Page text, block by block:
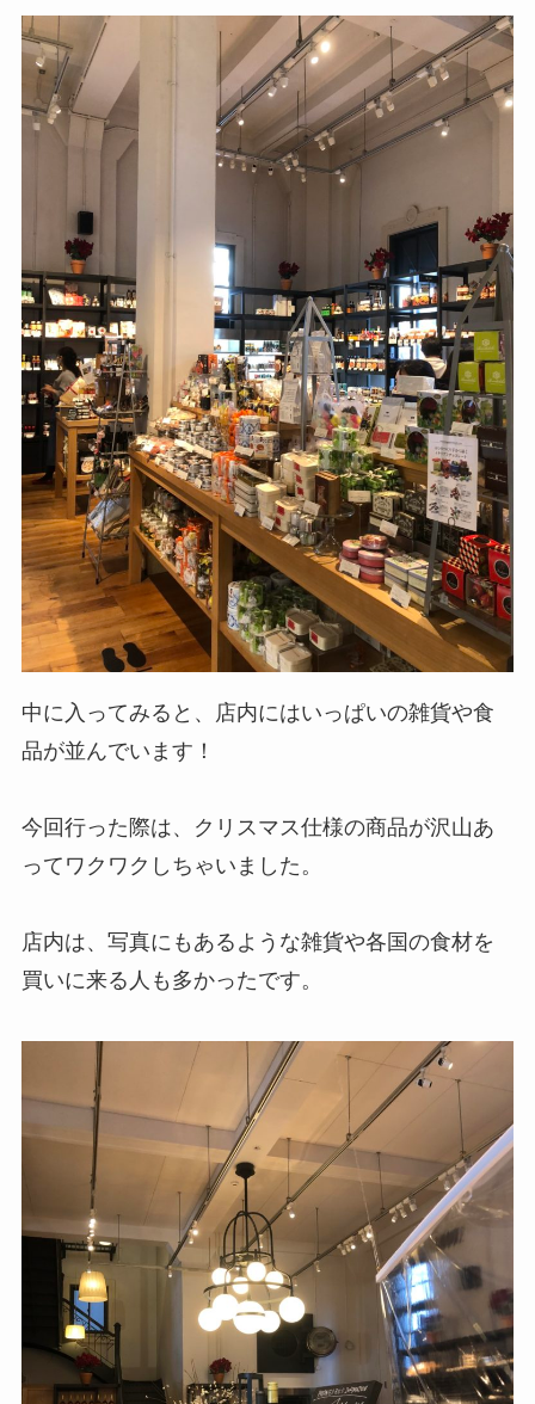
中に入ってみると、店内にはいっぱいの雑貨や食
品が並んでいます！
今回行った際は、クリスマス仕様の商品が沢山あ
ってワクワクしちゃいました。
店内は、写真にもあるような雑貨や各国の食材を
買いに来る人も多かったです。